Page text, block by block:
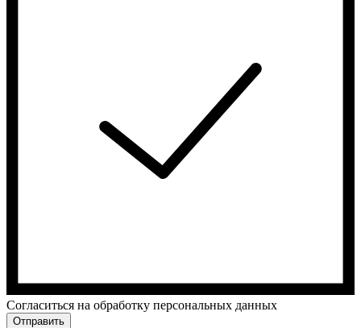
Cогласиться на обработку персональных данных
Отправить